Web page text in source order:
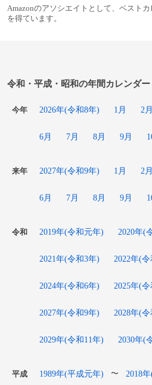
Amazonのアソシエイトとして、ベスト
を得ています。
令和・平成・昭和の年間カレンダー
今年 2026年(令和8年) 1月 2月
6月 7月 8月 9月
来年 2027年(令和9年) 1月 2月
6月 7月 8月 9月
令和 2019年(令和元年) 2020年(
2021年(令和3年) 2022年(
2024年(令和6年) 2025年(
2027年(令和9年) 2028年(
2029年(令和11年) 2030年(
平成 1989年(平成元年) 〜 2018